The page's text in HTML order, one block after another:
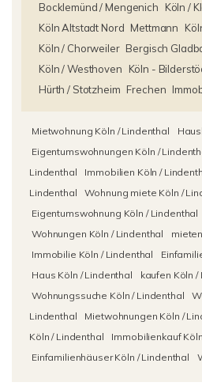
Bocklemünd / Mengenich
Köln /
Köln Altstadt Nord Mettmann
Köln / Chorweiler Bergisch
Köln / Westhoven
Köln -
Hürth / Stotzheim Frechen
Mietwohnung Köln / Lindenthal
Eigentumswohnungen Köln /
Lindenthal
Immobilien Köln /
Lindenthal
Wohnung miete Köln /
Eigentumswohnung Köln / Lindenthal
Wohnungen Köln / Lindenthal
Immobilie Köln / Lindenthal
Haus Köln / Lindenthal
kaufen Köln /
Wohnungssuche Köln / Lindenthal
Lindenthal
Mietwohnungen Köln /
Köln / Lindenthal
Immobilienkauf
Einfamilienhäuser Köln / Lindenthal